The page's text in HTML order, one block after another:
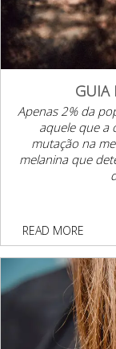
GUIA
Apenas 2% da
aquele que a
mutação na
melanina que
READ MORE